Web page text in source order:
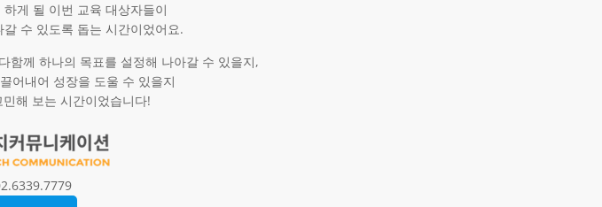
게 될 이번 교육 대상자들이
수 있도록 돕는 시간이었어요.
함께 하나의 목표를 설정해 나아갈 수 있을지,
어내어 성장을 도울 수 있을지
해 보는 시간이었습니다!